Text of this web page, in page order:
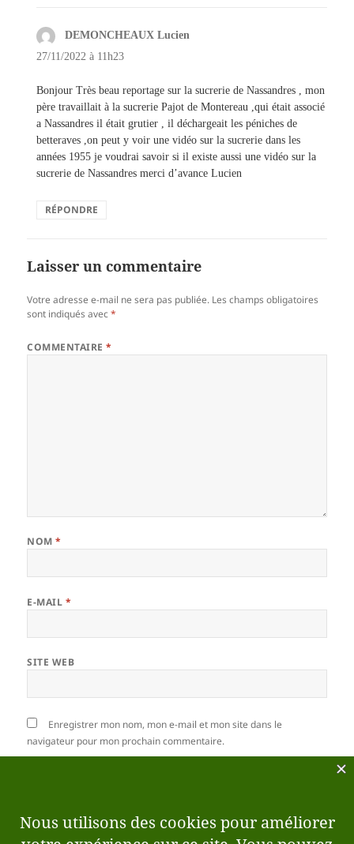
DEMONCHEAUX Luciendit :
27/11/2022 à 11h23
Bonjour Très beau reportage sur la sucrerie de Nassandres , mon
père travaillait à la sucrerie Pajot de Montereau ,qui était associé
a Nassandres il était grutier , il déchargeait les péniches de
betteraves ,on peut y voir une vidéo sur la sucrerie dans les
années 1955 je voudrai savoir si il existe aussi une vidéo sur la
sucrerie de Nassandres merci d’avance Lucien
RÉPONDRE
Laisser un commentaire
Votre adresse e-mail ne sera pas publiée. Les champs obligatoires
sont indiqués avec*
COMMENTAIRE*
NOM*
E-MAIL *
SITE WEB
Enregistrer mon nom, mon e-mail et mon site dans le
navigateur pour mon prochain commentaire.
En savoir plus sur la façon dont les données de vos